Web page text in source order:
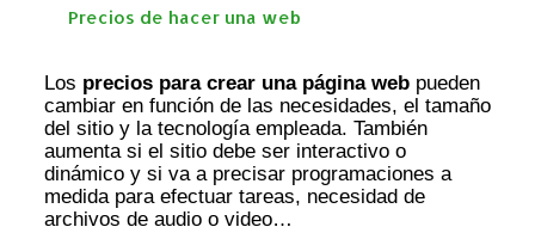
Precios de hacer una web
Los precios para crear una página webpueden
cambiar en función de las necesidades, el tamaño
del sitio y la tecnología empleada. También
aumenta si el sitio debe ser interactivo o
dinámico y si va a precisar programaciones a
medida para efectuar tareas, necesidad de
archivos de audio o video…